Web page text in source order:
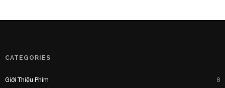
CATEGORIES
Giới Thiệu Phim 8